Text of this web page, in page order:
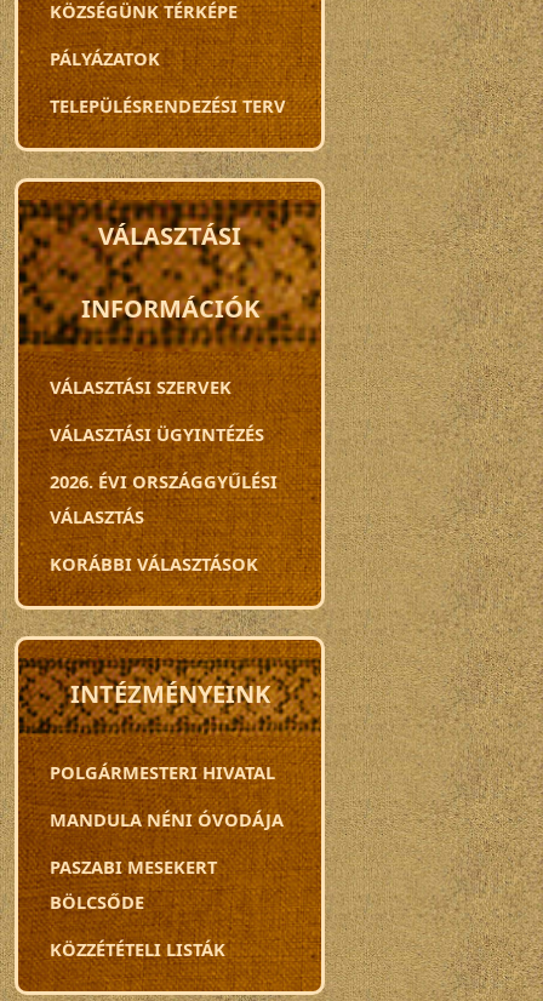
KÖZSÉGÜNK TÉRKÉPE
PÁLYÁZATOK
TELEPÜLÉSRENDEZÉSI TERV
VÁLASZTÁSI
INFORMÁCIÓK
VÁLASZTÁSI SZERVEK
VÁLASZTÁSI ÜGYINTÉZÉS
2026. ÉVI ORSZÁGGYŰLÉSI
VÁLASZTÁS
KORÁBBI VÁLASZTÁSOK
INTÉZMÉNYEINK
POLGÁRMESTERI HIVATAL
MANDULA NÉNI ÓVODÁJA
PASZABI MESEKERT
BÖLCSŐDE
KÖZZÉTÉTELI LISTÁK